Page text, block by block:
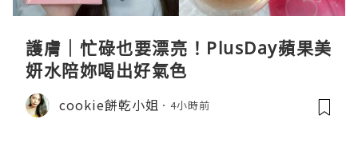
護膚｜忙碌也要漂亮！PlusDay蘋果美
妍水陪妳喝出好氣色
cookie餅乾小姐 4小時前